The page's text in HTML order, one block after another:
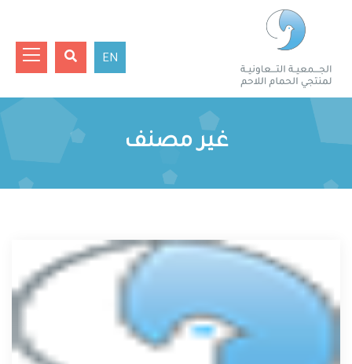
EN
غير مصنف